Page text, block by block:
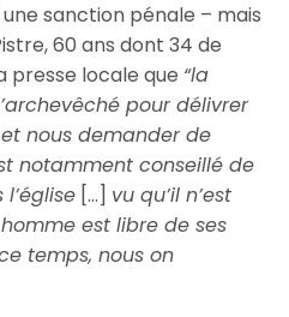
sanction pénale – mais
60 ans dont 34 de
presse locale que “la
pour délivrer
et nous demander de
notamment conseillé de
[…] vu qu’il n’est
est libre de ses
temps, nous on